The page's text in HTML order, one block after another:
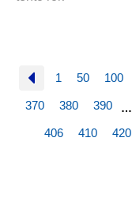
1 50 100
370 380 390 …
406 410 420